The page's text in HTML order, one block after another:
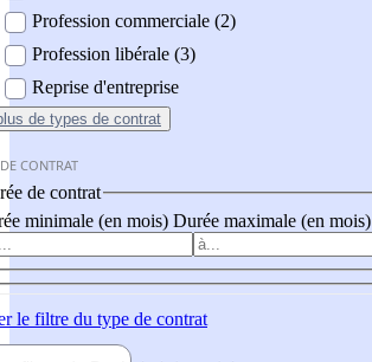
Profession commerciale (2)
Profession libérale (3)
Reprise d'entreprise
de types de contrat
CONTRAT
de contrat
minimale (en mois) Durée maximale (en mois)
le filtre du type de contrat